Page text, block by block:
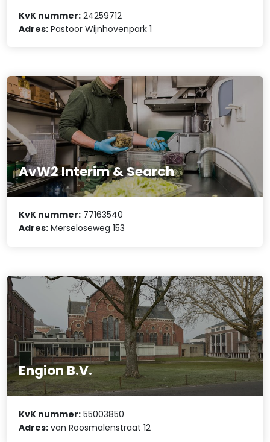
KvK nummer: 24259712
Adres: Pastoor Wijnhovenpark 1
AvW2 Interim & Search
KvK nummer: 77163540
Adres: Merseloseweg 153
Engion B.V.
KvK nummer: 55003850
Adres: van Roosmalenstraat 12